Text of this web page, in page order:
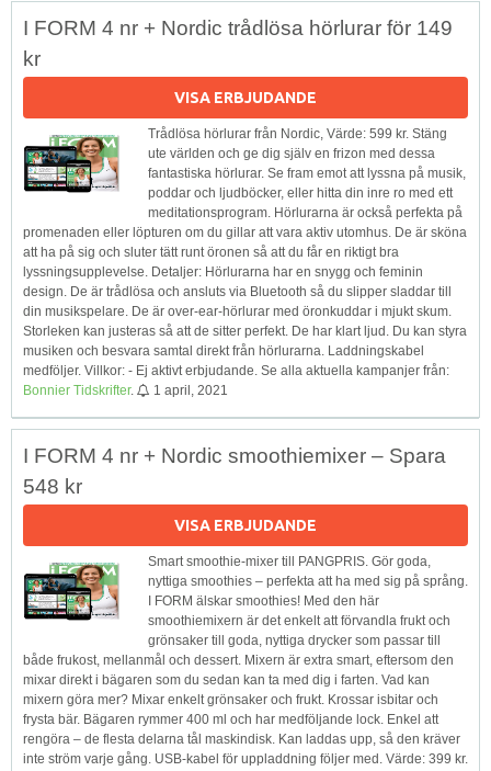
I FORM 4 nr + Nordic trådlösa hörlurar för 149
kr
VISA ERBJUDANDE
Trådlösa hörlurar från Nordic, Värde: 599 kr. Stäng
ute världen och ge dig själv en frizon med dessa
fantastiska hörlurar. Se fram emot att lyssna på musik,
poddar och ljudböcker, eller hitta din inre ro med ett
meditationsprogram. Hörlurarna är också perfekta på
promenaden eller löpturen om du gillar att vara aktiv utomhus. De är sköna
att ha på sig och sluter tätt runt öronen så att du får en riktigt bra
lyssningsupplevelse. Detaljer: Hörlurarna har en snygg och feminin
design. De är trådlösa och ansluts via Bluetooth så du slipper sladdar till
din musikspelare. De är over-ear-hörlurar med öronkuddar i mjukt skum.
Storleken kan justeras så att de sitter perfekt. De har klart ljud. Du kan styra
musiken och besvara samtal direkt från hörlurarna. Laddningskabel
medföljer. Villkor: - Ej aktivt erbjudande. Se alla aktuella kampanjer från:
Bonnier Tidskrifter. 1 april, 2021
I FORM 4 nr + Nordic smoothiemixer – Spara
548 kr
VISA ERBJUDANDE
Smart smoothie-mixer till PANGPRIS. Gör goda,
nyttiga smoothies – perfekta att ha med sig på språng.
I FORM älskar smoothies! Med den här
smoothiemixern är det enkelt att förvandla frukt och
grönsaker till goda, nyttiga drycker som passar till
både frukost, mellanmål och dessert. Mixern är extra smart, eftersom den
mixar direkt i bägaren som du sedan kan ta med dig i farten. Vad kan
mixern göra mer? Mixar enkelt grönsaker och frukt. Krossar isbitar och
frysta bär. Bägaren rymmer 400 ml och har medföljande lock. Enkel att
rengöra – de flesta delarna tål maskindisk. Kan laddas upp, så den kräver
inte ström varje gång. USB-kabel för uppladdning följer med. Värde: 399 kr.